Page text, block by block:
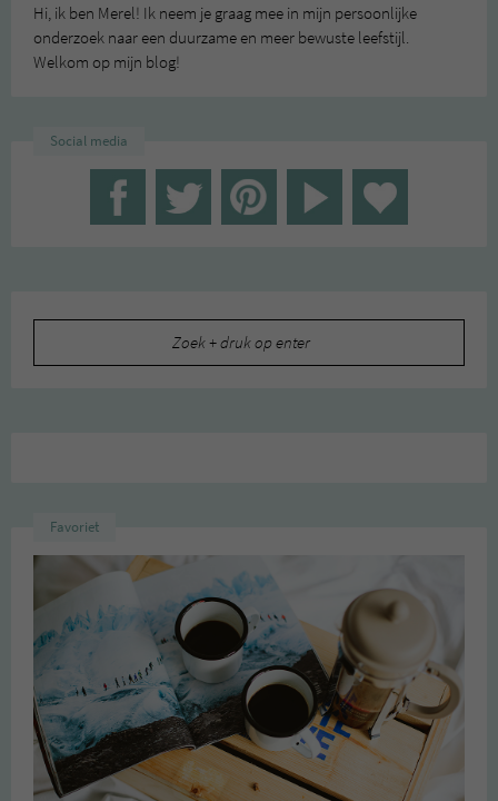
Hi, ik ben Merel! Ik neem je graag mee in mijn persoonlijke
onderzoek naar een duurzame en meer bewuste leefstijl.
Welkom op mijn blog!
Social media
Favoriet